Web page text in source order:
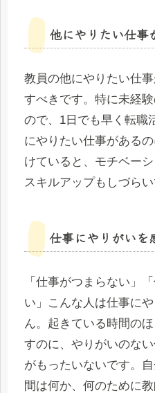
他にやりたい仕事
教員の他にやりたい仕
すべきです。特に未経
ので、1日でも早く転職
にやりたい仕事がある
けていると、モチベー
スキルアップもしづらい
仕事にやりがいを
「仕事がつまらない」
い」こんな人は仕事に
ん。起きている時間の
すのに、やりがいのな
がもったいないです。
間は何か、何のために